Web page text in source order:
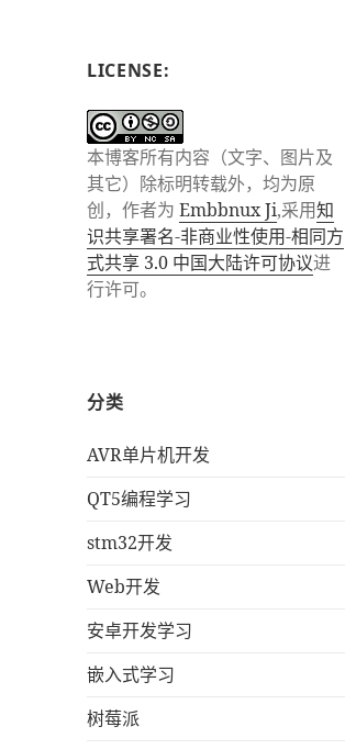
LICENSE:
本博客所有内容（文字、图片及
其它）除标明转载外，均为原
创，作者为Embbnux Ji,采用知
识共享署名-非商业性使用-相同方
式共享 3.0 中国大陆许可协议进
行许可。
分类
AVR单片机开发
QT5编程学习
stm32开发
Web开发
安卓开发学习
嵌入式学习
树莓派